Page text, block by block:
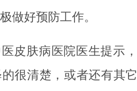
做好预防工作。
皮肤病医院医生提示
很清楚，或者还有其